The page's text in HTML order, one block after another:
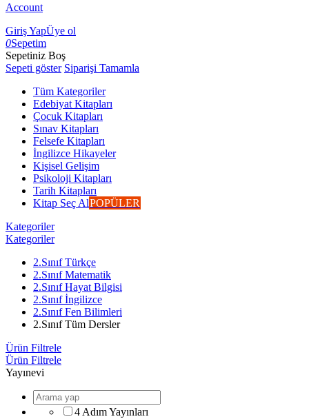
Account
Giriş YapÜye ol
0Sepetim
Sepetiniz Boş
Sepeti göster Siparişi Tamamla
Tüm Kategoriler
Edebiyat Kitapları
Çocuk Kitapları
Sınav Kitapları
Felsefe Kitapları
İngilizce Hikayeler
Kişisel Gelişim
Psikoloji Kitapları
Tarih Kitapları
Kitap Seç AlPOPÜLER
Kategoriler
Kategoriler
2.Sınıf Türkçe
2.Sınıf Matematik
2.Sınıf Hayat Bilgisi
2.Sınıf İngilizce
2.Sınıf Fen Bilimleri
2.Sınıf Tüm Dersler
Ürün Filtrele
Ürün Filtrele
Yayınevi
4 Adım Yayınları